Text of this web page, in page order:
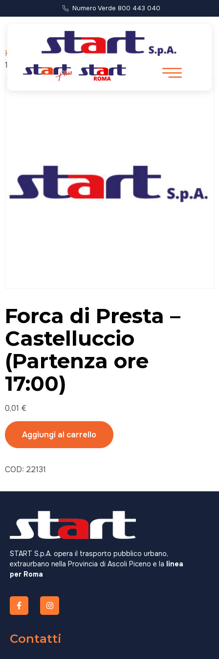
Numero Verde 800 443 040
Home
/ Forca di Presta – Castelluccio (Partenza ore
17:00)
Forca di Presta –
Castelluccio
(Partenza ore
17:00)
0,01 €
Aggiungi al carrello
COD: 22131
START S.p.A. opera il trasporto pubblico urbano,
extraurbano nella Provincia di Ascoli Piceno e la linea
per Roma
Contatti